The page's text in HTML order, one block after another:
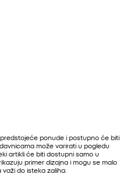
ponude i postupno će biti
može varirati u pogledu
artikli će biti dostupni samo u
primer dizajna i mogu se malo
do isteka zaliha.